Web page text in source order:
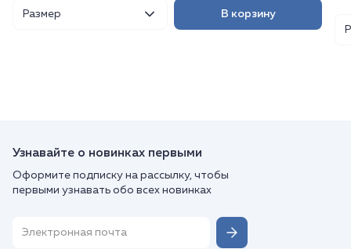
Размер В корзину
Узнавайте о новинках первыми
Оформите подписку на рассылку, чтобы
первыми узнавать обо всех новинках